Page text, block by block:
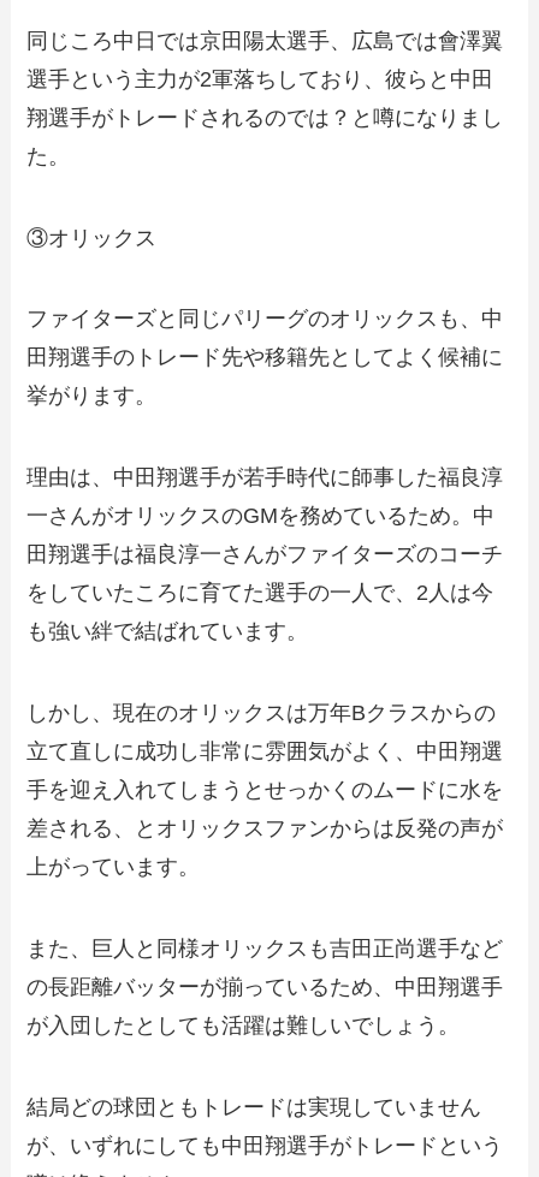
同じころ中日では京田陽太選手、広島では會澤翼
選手という主力が2軍落ちしており、彼らと中田
翔選手がトレードされるのでは？と噂になりまし
た。
③オリックス
ファイターズと同じパリーグのオリックスも、中
田翔選手のトレード先や移籍先としてよく候補に
挙がります。
理由は、中田翔選手が若手時代に師事した福良淳
一さんがオリックスのGMを務めているため。中
田翔選手は福良淳一さんがファイターズのコーチ
をしていたころに育てた選手の一人で、2人は今
も強い絆で結ばれています。
しかし、現在のオリックスは万年Bクラスからの
立て直しに成功し非常に雰囲気がよく、中田翔選
手を迎え入れてしまうとせっかくのムードに水を
差される、とオリックスファンからは反発の声が
上がっています。
また、巨人と同様オリックスも吉田正尚選手など
の長距離バッターが揃っているため、中田翔選手
が入団したとしても活躍は難しいでしょう。
結局どの球団ともトレードは実現していません
が、いずれにしても中田翔選手がトレードという